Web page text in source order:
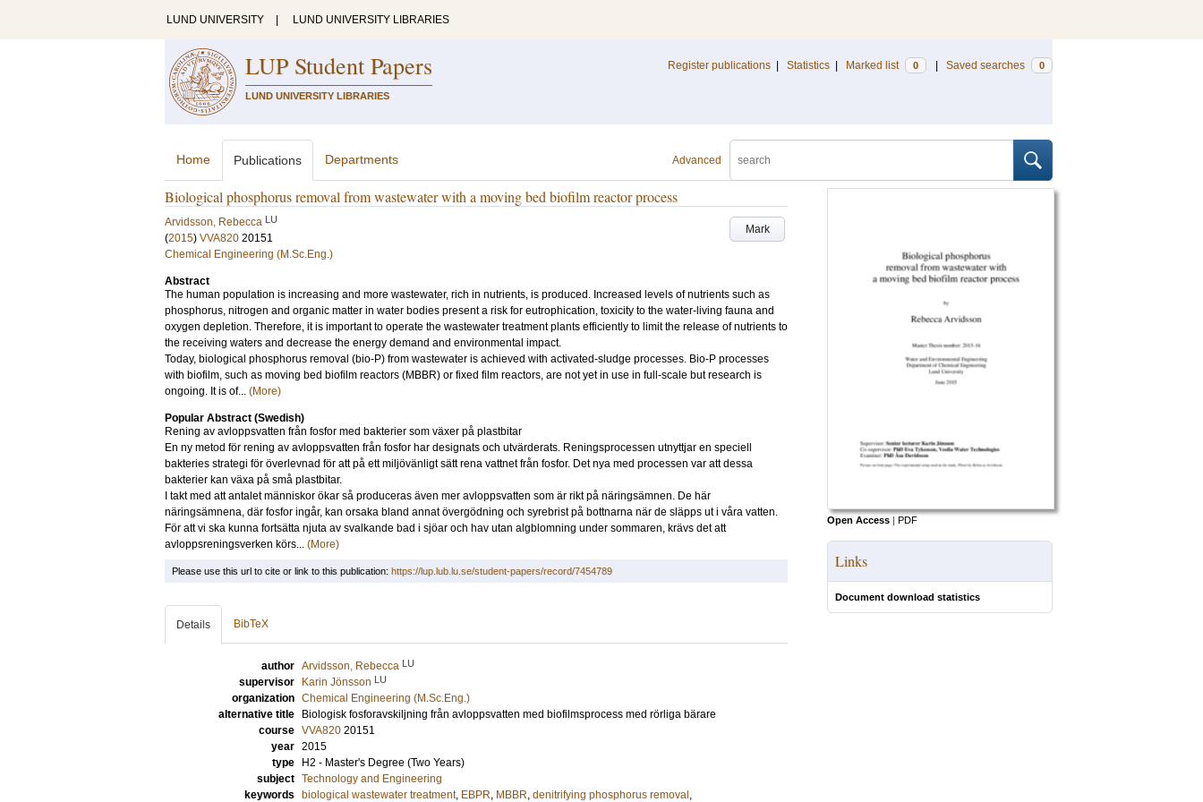
LUND UNIVERSITY LUND UNIVERSITY LIBRARIES
LUP Student Papers
LUND UNIVERSITY LIBRARIES
Register publications Statistics Marked list 0 Saved searches 0
Advanced
Home Publications Departments
Biological phosphorus removal from wastewater with a moving bed biofilm reactor process
Mark
Arvidsson, Rebecca LU
(2015) VVA820 20151
Chemical Engineering (M.Sc.Eng.)
Abstract
The human population is increasing and more wastewater, rich in nutrients, is produced. Increased levels of nutrients such as
phosphorus, nitrogen and organic matter in water bodies present a risk for eutrophication, toxicity to the water-living fauna and
oxygen depletion. Therefore, it is important to operate the wastewater treatment plants efficiently to limit the release of nutrients to
the receiving waters and decrease the energy demand and environmental impact.
Today, biological phosphorus removal (bio-P) from wastewater is achieved with activated-sludge processes. Bio-P processes
with biofilm, such as moving bed biofilm reactors (MBBR) or fixed film reactors, are not yet in use in full-scale but research is
ongoing. It is of... (More)
Popular Abstract (Swedish)
Rening av avloppsvatten från fosfor med bakterier som växer på plastbitar
En ny metod för rening av avloppsvatten från fosfor har designats och utvärderats. Reningsprocessen utnyttjar en speciell
bakteries strategi för överlevnad för att på ett miljövänligt sätt rena vattnet från fosfor. Det nya med processen var att dessa
bakterier kan växa på små plastbitar.
I takt med att antalet människor ökar så produceras även mer avloppsvatten som är rikt på näringsämnen. De här
näringsämnena, där fosfor ingår, kan orsaka bland annat övergödning och syrebrist på bottnarna när de släpps ut i våra vatten.
För att vi ska kunna fortsätta njuta av svalkande bad i sjöar och hav utan algblomning under sommaren, krävs det att
avloppsreningsverken körs... (More)
Open Access | PDF
Links
Document download statistics
Please use this url to cite or link to this publication: https://lup.lub.lu.se/student-papers/record/7454789
Details BibTeX
author Arvidsson, Rebecca LU
supervisor Karin Jönsson LU
organization Chemical Engineering (M.Sc.Eng.)
alternative title
Biologisk fosforavskiljning från avloppsvatten med biofilmsprocess med rörliga bärare
course VVA820 20151
year 2015
type
H2 - Master's Degree (Two Years)
subject Technology and Engineering
keywords
biological wastewater treatment, EBPR, MBBR, denitrifying phosphorus removal ,